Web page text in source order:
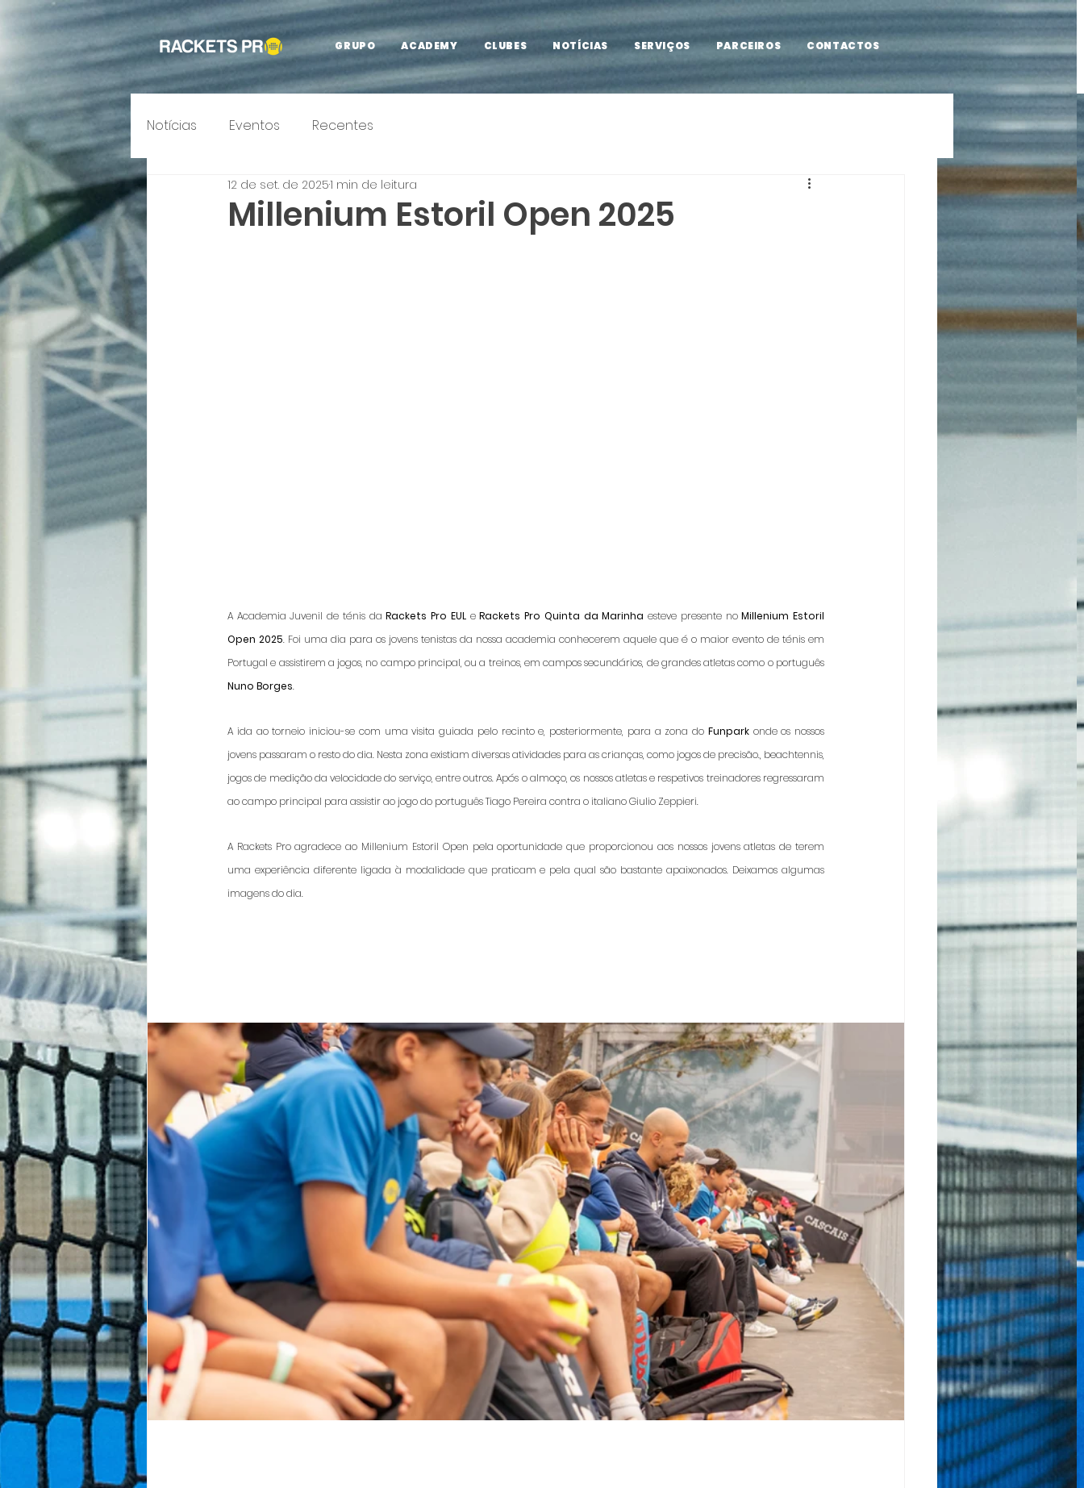
GRUPO ACADEMY CLUBES NOTÍCIAS SERVIÇOS PARCEIROS CONTACTOS
Notícias Eventos Recentes
Millenium Estoril Open 2025
12 de set. de 20251 min de leitura
A Academia Juvenil de ténis da Rackets Pro EUL e Rackets Pro Quinta da Marinha esteve presente no Millenium Estoril
Open 2025. Foi uma dia para os jovens tenistas da nossa academia conhecerem aquele que é o maior evento de ténis em
Nuno Borges.
A ida ao torneio iniciou-se com uma visita guiada pelo recinto e, posteriormente, para a zona do Funpark onde os nossos
jovens passaram o resto do dia. Nesta zona existiam diversas atividades para as crianças, como jogos de precisão., beachtennis,
jogos de medição da velocidade do serviço, entre outros. Após o almoço, os nossos atletas e respetivos treinadores regressaram
ao campo principal para assistir ao jogo do português Tiago Pereira contra o italiano Giulio Zeppieri.
A Rackets Pro agradece ao Millenium Estoril Open pela oportunidade que proporcionou aos nossos jovens atletas de terem
uma experiência diferente ligada à modalidade que praticam e pela qual são bastante apaixonados. Deixamos algumas
imagens do dia.